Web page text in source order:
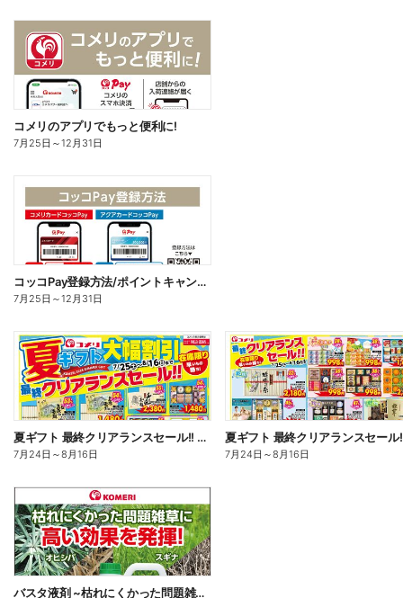
コメリのアプリでもっと便利に!
7月25日 ～12月31日
コッコPay登録方法/ポイントキャンペーン応募方法
7月25日 ～12月31日
夏ギフト 最終クリアランスセール!! オモテ
7月24日 ～8月16日 7月24日 ～8月16日
バスタ液剤 ~枯れにくかった問題雑草に高い効果を発揮!~